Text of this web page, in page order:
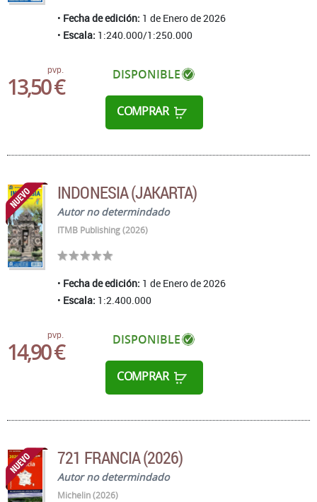
Fecha de edición: 1 de Enero de 2026
Escala: 1:240.000/1:250.000
pvp.
13,50 € DISPONIBLE
COMPRAR
INDONESIA (JAKARTA)
Autor no determindado
ITMB Publishing (2026)
Fecha de edición: 1 de Enero de 2026
Escala: 1:2.400.000
pvp.
14,90 € DISPONIBLE
COMPRAR
721 FRANCIA (2026)
Autor no determindado
Michelin (2026)